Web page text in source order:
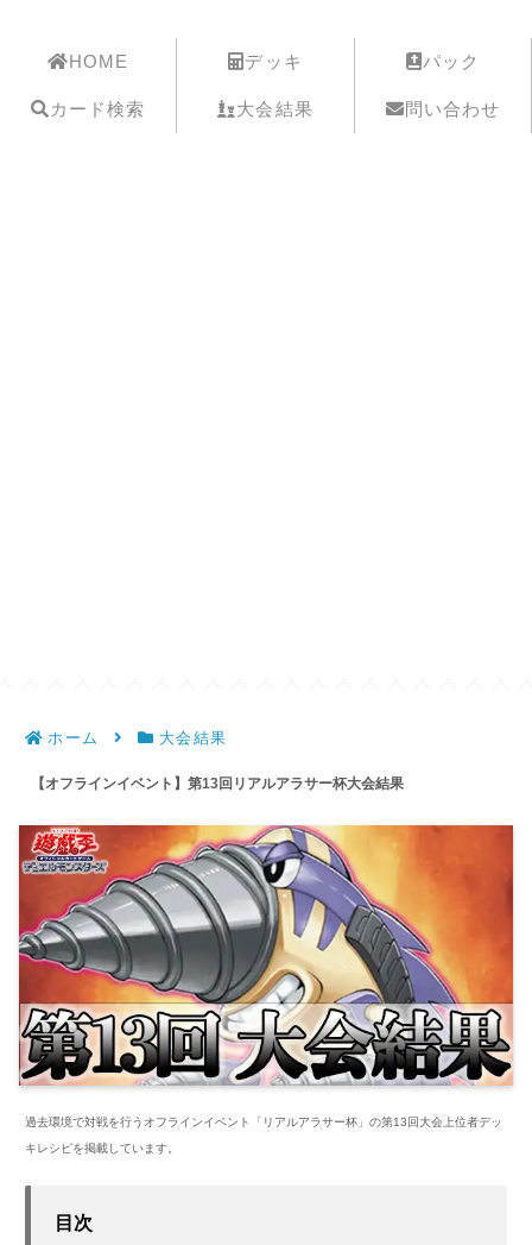
HOME デッキ パック
カード検索 大会結果 問い合わせ
ホーム 大会結果
【オフラインイベント】第13回リアルアラサー杯大会結果
過去環境で対戦を行うオフラインイベント「リアルアラサー杯」の第13回大会上位者デッ
キレシピを掲載しています。
目次